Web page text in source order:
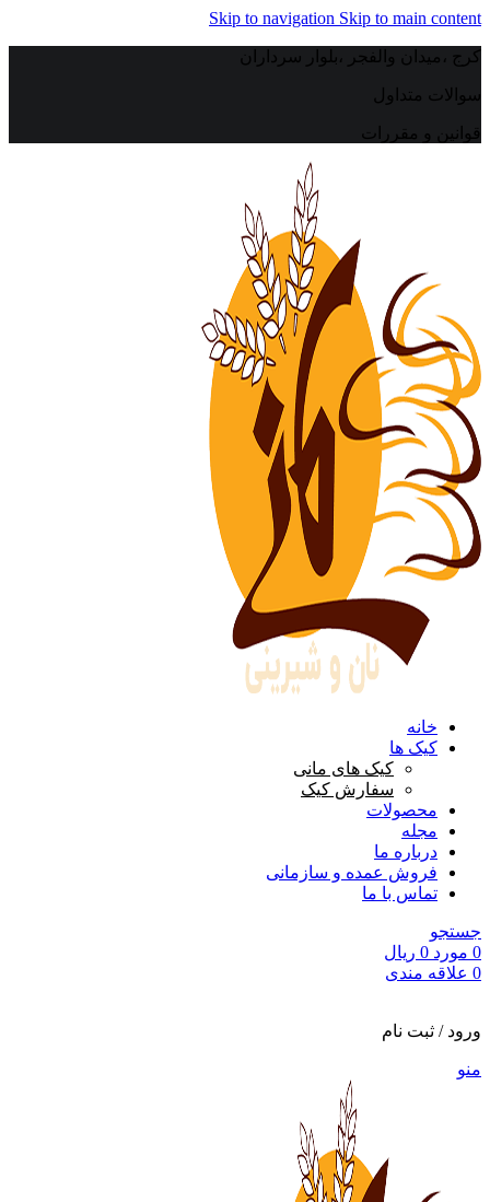
Skip to navigation Skip to main content
کرج ،میدان والفجر ،بلوار سرداران
سوالات متداول
قوانین و مقررات
خانه
کیک ها
کیک های مانی
سفارش کیک
محصولات
مجله
درباره ما
فروش عمده و سازمانی
تماس با ما
جستجو
0 مورد 0 ریال
0 علاقه مندی
ورود / ثبت نام
منو